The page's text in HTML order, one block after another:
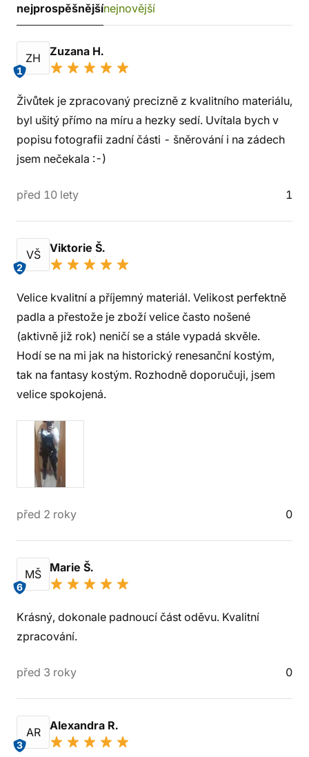
nejprospěšnějšínejnovější
ZH
1
Zuzana H.
Živůtek je zpracovaný precizně z kvalitního materiálu,
byl ušitý přímo na míru a hezky sedí. Uvítala bych v
popisu fotografii zadní části - šněrování i na zádech
jsem nečekala :-)
před 10 lety 1
VŠ
2
Viktorie Š.
Velice kvalitní a příjemný materiál. Velikost perfektně
padla a přestože je zboží velice často nošené
(aktivně již rok) neničí se a stále vypadá skvěle.
Hodí se na mi jak na historický renesanční kostým,
tak na fantasy kostým. Rozhodně doporučuji, jsem
velice spokojená.
před 2 roky 0
MŠ
6
Marie Š.
Krásný, dokonale padnoucí část oděvu. Kvalitní
zpracování.
před 3 roky 0
AR
3
Alexandra R.